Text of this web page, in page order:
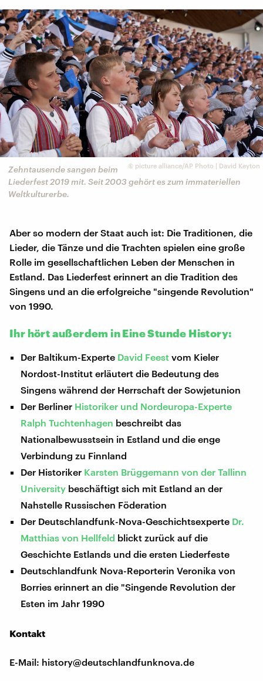
© picture alliance/AP Photo | David Keyton
Zehntausende sangen beim
Liederfest 2019 mit. Seit 2003 gehört es zum immateriellen
Weltkulturerbe.
Aber so modern der Staat auch ist: Die Traditionen, die
Lieder, die Tänze und die Trachten spielen eine große
Rolle im gesellschaftlichen Leben der Menschen in
Estland. Das Liederfest erinnert an die Tradition des
Singens und an die erfolgreiche "singende Revolution"
von 1990.
Ihr hört außerdem in Eine Stunde History:
Der Baltikum-Experte David Feest vom Kieler
Nordost-Institut erläutert die Bedeutung des
Singens während der Herrschaft der Sowjetunion
Der Berliner Historiker und Nordeuropa-Experte
Ralph Tuchtenhagen beschreibt das
Nationalbewusstsein in Estland und die enge
Verbindung zu Finnland
Der Historiker Karsten Brüggemann von der Tallinn
University beschäftigt sich mit Estland an der
Nahstelle Russischen Föderation
Der Deutschlandfunk-Nova-Geschichtsexperte Dr.
Matthias von Hellfeld blickt zurück auf die
Geschichte Estlands und die ersten Liederfeste
Deutschlandfunk Nova-Reporterin Veronika von
Borries erinnert an die "Singende Revolution der
Esten im Jahr 1990
Kontakt
E-Mail: history@deutschlandfunknova.de